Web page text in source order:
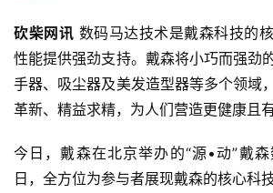
砍柴网讯 数码马达技术是戴森科技的
性能提供强劲支持。戴森将小巧而强劲
手器、吸尘器及美发造型器等多个领域
革新、精益求精，为人们营造更健康且
今日，戴森在北京举办的“源•动”戴
日，全方位为参与者展现戴森的核心科技